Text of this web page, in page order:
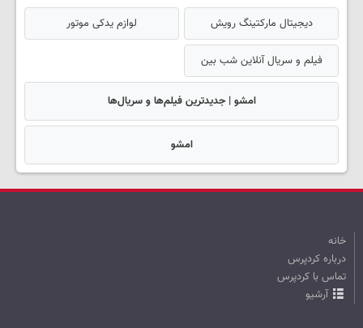
دیجیتال مارکتینگ رویش لوازم یدکی موتور
فیلم و سریال آنلاین شب بین
امشو | جدیدترین فیلم‌ها و سریال‌ها
امشو
خانه
درباره کردپرس
تماس با کردپرس
آرشیو